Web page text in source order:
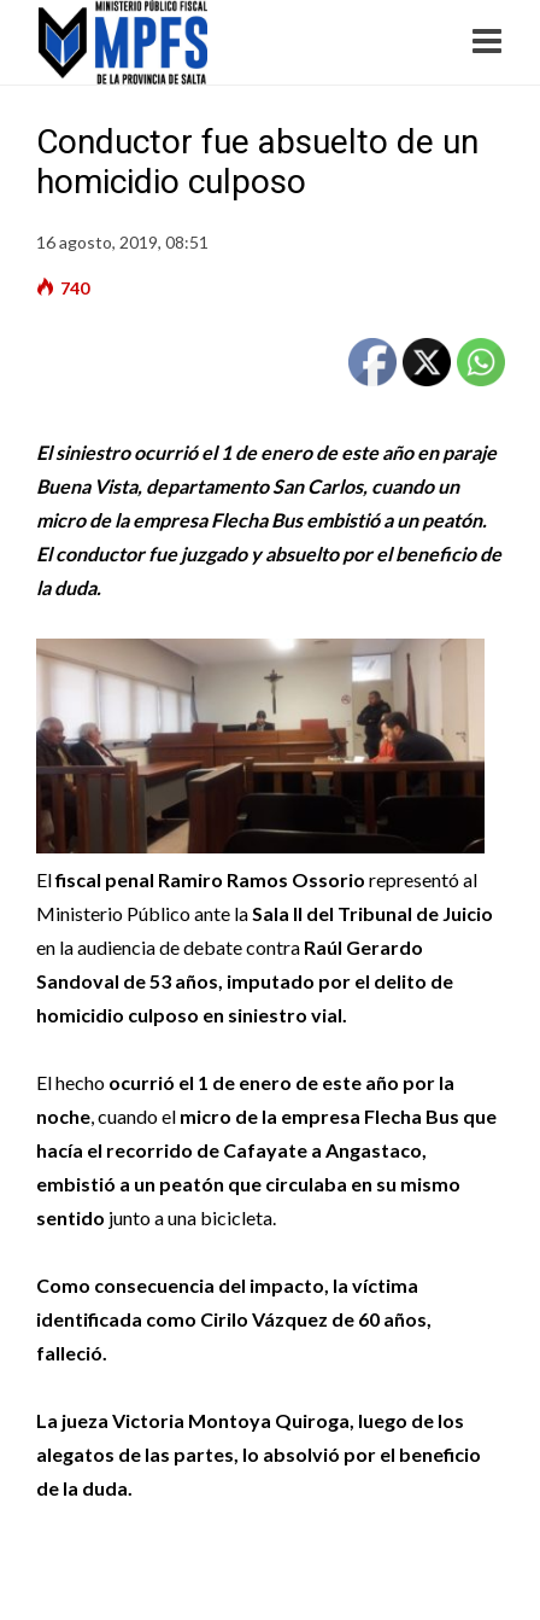
Conductor fue absuelto de un
homicidio culposo
16 agosto, 2019, 08:51
740
El siniestro ocurrió el 1 de enero de este año en paraje
Buena Vista, departamento San Carlos, cuando un
micro de la empresa Flecha Bus embistió a un peatón.
El conductor fue juzgado y absuelto por el beneficio de
la duda.
Elfiscal penal Ramiro Ramos Ossorio representó al
Ministerio Público ante la Sala II del Tribunal de Juicio
en la audiencia de debate contra Raúl Gerardo
Sandoval de 53 años, imputado por el delito de
homicidio culposo en siniestro vial.
El hecho ocurrió el 1 de enero de este año por la
noche , cuando el micro de la empresa Flecha Bus que
hacía el recorrido de Cafayate a Angastaco,
embistió a un peatón que circulaba en su mismo
sentido junto a una bicicleta.
Como consecuencia del impacto, la víctima
identificada como Cirilo Vázquez de 60 años,
falleció.
La jueza Victoria Montoya Quiroga, luego de los
alegatos de las partes, lo absolvió por el beneficio
de la duda.